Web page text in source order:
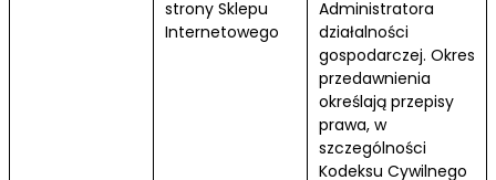
strony Sklepu
Internetowego
Administratora
działalności
gospodarczej. Okres
przedawnienia
określają przepisy
prawa, w
szczególności
Kodeksu Cywilnego